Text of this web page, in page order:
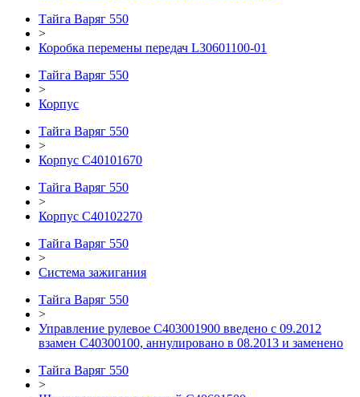
Тайга Варяг 550
>
Коробка перемены передач L30601100-01
Тайга Варяг 550
>
Корпус
Тайга Варяг 550
>
Корпус С40101670
Тайга Варяг 550
>
Корпус С40102270
Тайга Варяг 550
>
Система зажигания
Тайга Варяг 550
>
Управление рулевое C403001900 введено с 09.2012
взамен С40300100, аннулировано в 08.2013 и заменено
Тайга Варяг 550
>